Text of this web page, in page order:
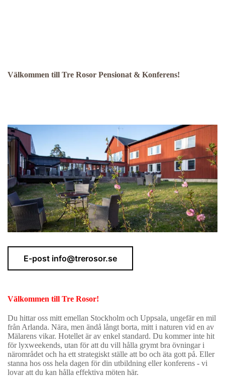
Välkommen till Tre Rosor Pensionat & Konferens!
E-post info@trerosor.se
Välkommen till Tre Rosor!
Du hittar oss mitt emellan Stockholm och Uppsala, ungefär en mil
från Arlanda. Nära, men ändå långt borta, mitt i naturen vid en av
Mälarens vikar. Hotellet är av enkel standard. Du kommer inte hit
för lyxweekends, utan för att du vill hålla grymt bra övningar i
närområdet och ha ett strategiskt ställe att bo och äta gott på. Eller
stanna hos oss hela dagen för din utbildning eller konferens - vi
lovar att du kan hålla effektiva möten här.